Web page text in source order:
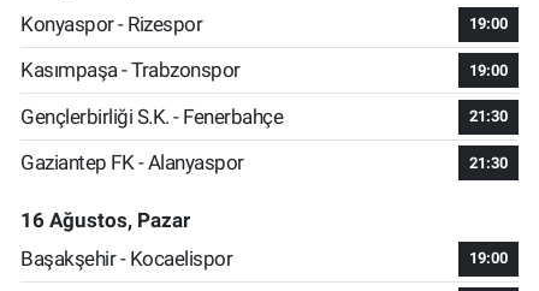
Konyaspor - Rizespor
19:00
Kasımpaşa - Trabzonspor 19:00
Gençlerbirliği S.K. - Fenerbahçe 21:30
Gaziantep FK - Alanyaspor 21:30
16 Ağustos, Pazar
Başakşehir - Kocaelispor
19:00